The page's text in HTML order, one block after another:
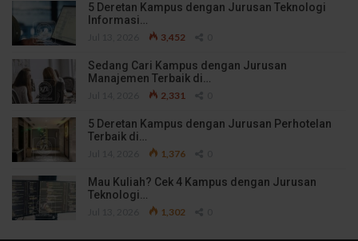
5 Deretan Kampus dengan Jurusan Teknologi
Informasi…
3,452
Sedang Cari Kampus dengan Jurusan
Manajemen Terbaik di…
2,331
5 Deretan Kampus dengan Jurusan Perhotelan
Terbaik di…
1,376
Mau Kuliah? Cek 4 Kampus dengan Jurusan
Teknologi…
1,302